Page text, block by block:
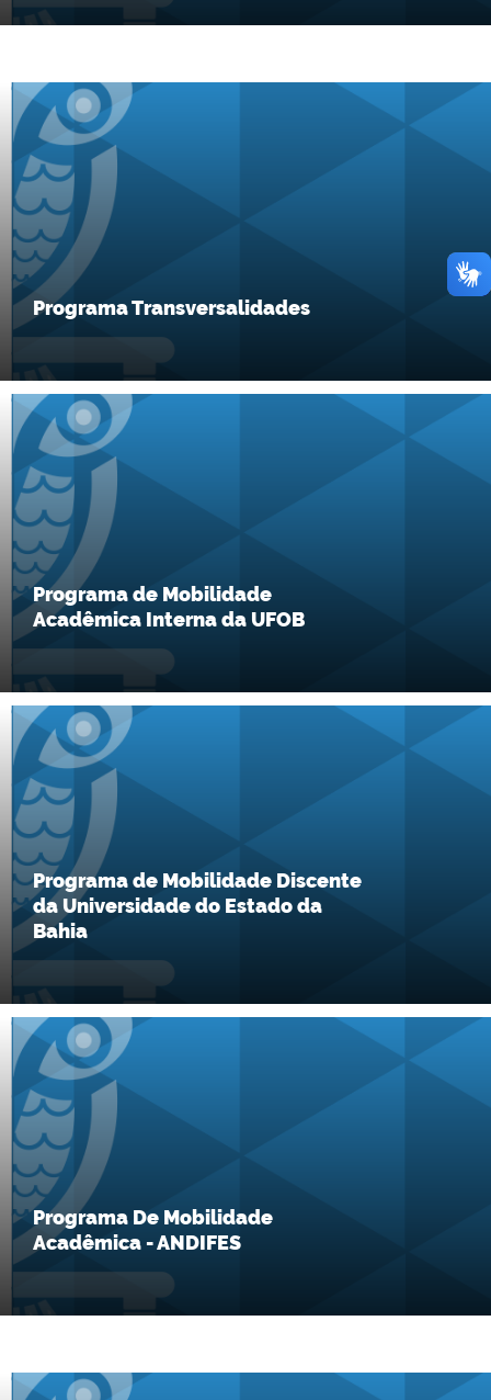
Programa Transversalidades
Programa de Mobilidade
Acadêmica Interna da UFOB
Programa de Mobilidade Discente
da Universidade do Estado da
Bahia
Programa De Mobilidade
Acadêmica - ANDIFES